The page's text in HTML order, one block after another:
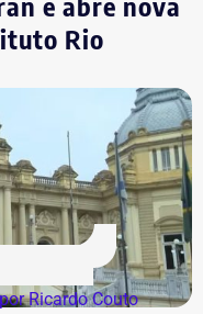
técnica e a
tentam fechar
de investimento
blindando o
e pensões dos
o
Decradi para
as diligências
pelo comentário seja
à empresa Meta
vinculados ao
Rio
Ricardo Couto